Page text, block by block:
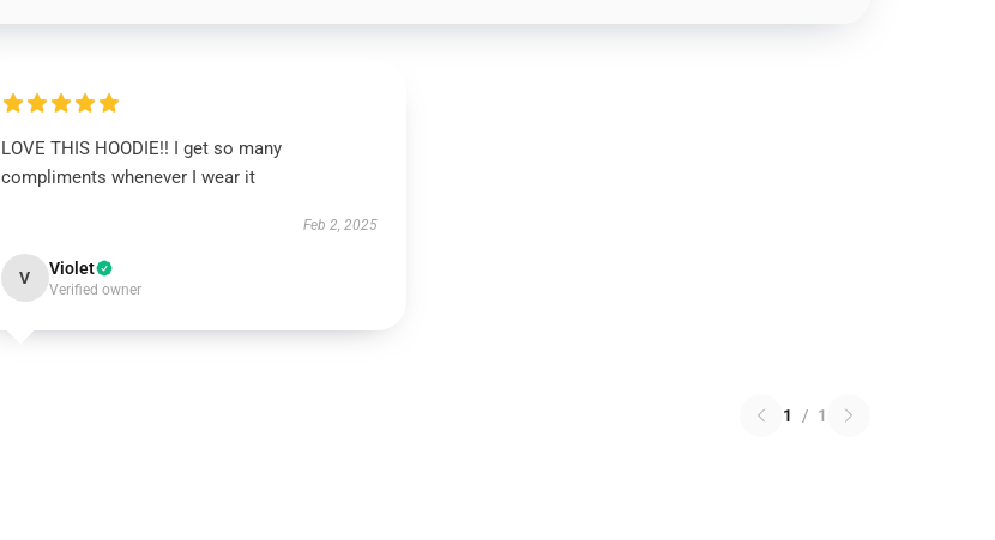
LOVE THIS HOODIE!! I get so many
compliments whenever I wear it
Feb 2, 2025
V Violet
Verified owner
1 / 1